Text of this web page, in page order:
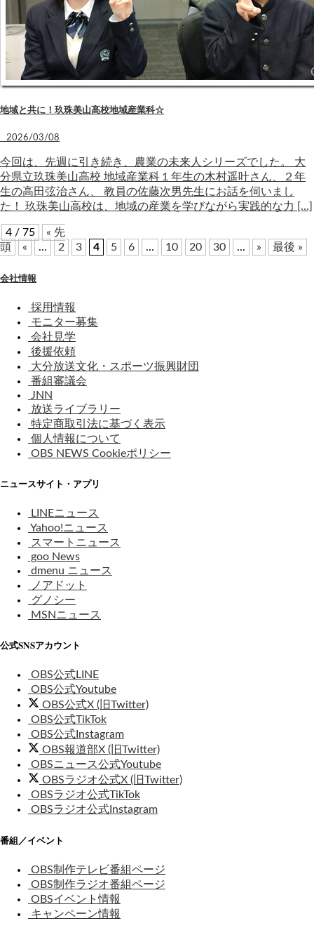
地域と共に！玖珠美山高校地域産業科☆
2026/03/08
今回は、先週に引き続き、農業の未来人シリーズでした。 大
分県立玖珠美山高校 地域産業科１年生の木村遥叶さん、２年
生の高田弦治さん、 教員の佐藤次男先生にお話を伺いまし
た！ 玖珠美山高校は、地域の産業を学びながら実践的な力 […]
4 / 75
« 先
頭
« ... 2 3 4 5 6 ... 10 20 30 ... » 最後 »
会社情報
採用情報
モニター募集
会社見学
後援依頼
大分放送文化・スポーツ振興財団
番組審議会
JNN
放送ライブラリー
特定商取引法に基づく表示
個人情報について
OBS NEWS Cookieポリシー
ニュースサイト・アプリ
LINEニュース
Yahoo!ニュース
スマートニュース
goo News
dmenu ニュース
ノアドット
グノシー
MSNニュース
公式SNSアカウント
OBS公式LINE
OBS公式Youtube
OBS公式X (旧Twitter)
OBS公式TikTok
OBS公式Instagram
OBS報道部X (旧Twitter)
OBSニュース公式Youtube
OBSラジオ公式X (旧Twitter)
OBSラジオ公式TikTok
OBSラジオ公式Instagram
番組／イベント
OBS制作テレビ番組ページ
OBS制作ラジオ番組ページ
OBSイベント情報
キャンペーン情報